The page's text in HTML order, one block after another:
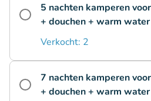
5 nachten kamperen
+ douchen + warm water
Verkocht: 2
7 nachten kamperen
+ douchen + warm water